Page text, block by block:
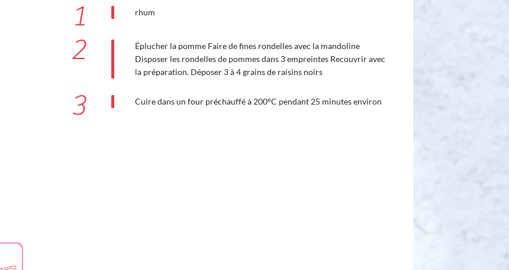
1 rhum
2
Éplucher la pomme Faire de fines rondelles avec la mandoline
Disposer les rondelles de pommes dans 3 empreintes Recouvrir avec
la préparation. Déposer 3 à 4 grains de raisins noirs
3 Cuire dans un four préchauffé à 200°C pendant 25 minutes environ